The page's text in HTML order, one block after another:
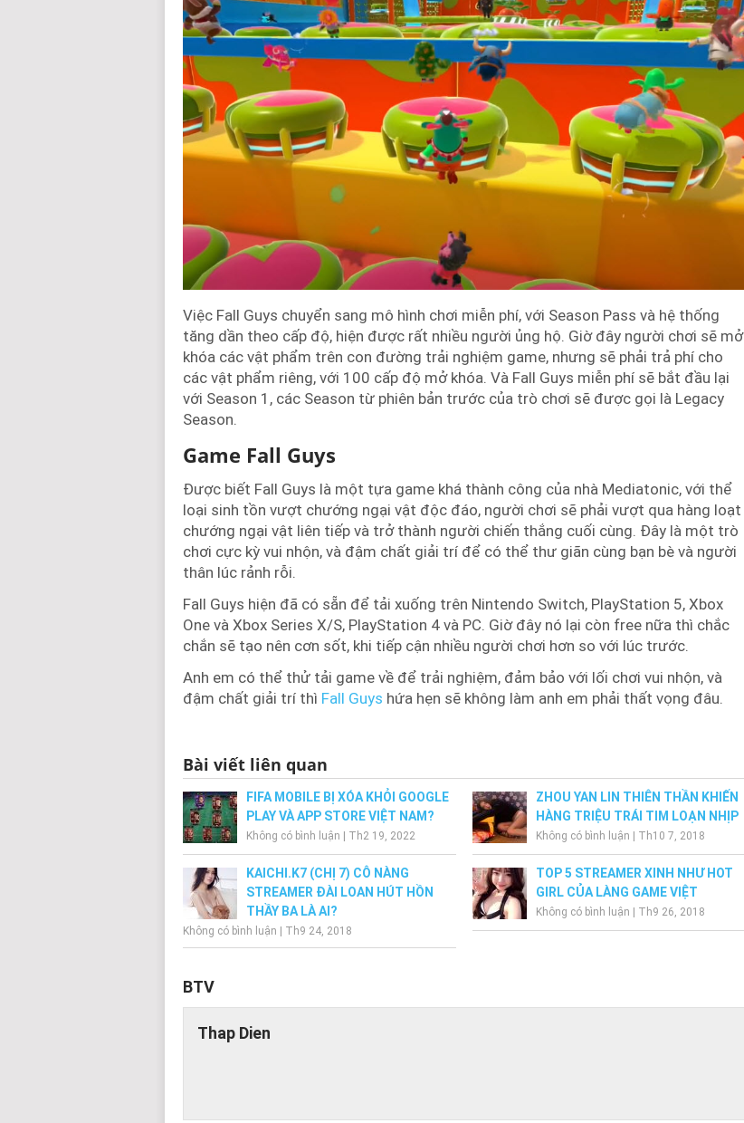
Việc Fall Guys chuyển sang mô hình chơi miễn phí, với Season Pass và hệ thống
tăng dần theo cấp độ, hiện được rất nhiều người ủng hộ. Giờ đây người chơi sẽ mở
khóa các vật phẩm trên con đường trải nghiệm game, nhưng sẽ phải trả phí cho
các vật phẩm riêng, với 100 cấp độ mở khóa. Và Fall Guys miễn phí sẽ bắt đầu lại
với Season 1, các Season từ phiên bản trước của trò chơi sẽ được gọi là Legacy
Season.
Game Fall Guys
Được biết Fall Guys là một tựa game khá thành công của nhà Mediatonic, với thể
loại sinh tồn vượt chướng ngại vật độc đáo, người chơi sẽ phải vượt qua hàng loạt
chướng ngại vật liên tiếp và trở thành người chiến thắng cuối cùng. Đây là một trò
chơi cực kỳ vui nhộn, và đậm chất giải trí để có thể thư giãn cùng bạn bè và người
thân lúc rảnh rỗi.
Fall Guys hiện đã có sẵn để tải xuống trên Nintendo Switch, PlayStation 5, Xbox
One và Xbox Series X/S, PlayStation 4 và PC. Giờ đây nó lại còn free nữa thì chắc
chắn sẽ tạo nên cơn sốt, khi tiếp cận nhiều người chơi hơn so với lúc trước.
Anh em có thể thử tải game về để trải nghiệm, đảm bảo với lối chơi vui nhộn, và
đậm chất giải trí thì Fall Guys hứa hẹn sẽ không làm anh em phải thất vọng đâu.
Bài viết liên quan
FIFA MOBILE BỊ XÓA KHỎI GOOGLE
PLAY VÀ APP STORE VIỆT NAM?
Không có bình luận Th2 19, 2022
ZHOU YAN LIN THIÊN THẦN KHIẾN
HÀNG TRIỆU TRÁI TIM LOẠN NHỊP
Không có bình luận Th10 7, 2018
KAICHI.K7 (CHỊ 7) CÔ NÀNG
STREAMER ĐÀI LOAN HÚT HỒN
THẦY BA LÀ AI?
Không có bình luận Th9 24, 2018
TOP 5 STREAMER XINH NHƯ HOT
GIRL CỦA LÀNG GAME VIỆT
Không có bình luận Th9 26, 2018
BTV
Thap Dien